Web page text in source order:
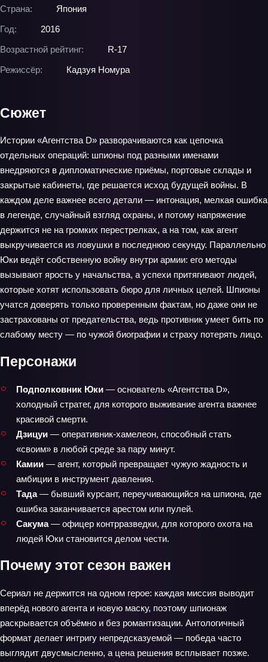
Страна:
Япония
Год:
2016
Возрастной рейтинг:
R-17
Режиссёр:
Кадзуя Номура
Сюжет
Истории «Агентства D» разворачиваются как цепочка
отдельных операций: шпионы под разными именами
внедряются в дипломатические приёмы, портовые склады и
закрытые кабинеты, где решается исход будущей войны. В
каждом деле важнее всего детали — интонация, мелкая ошибка
в легенде, случайный взгляд охраны, и потому напряжение
держится не на громких перестрелках, а на том, как агент
выкручивается из ловушки в последнюю секунду. Параллельно
Юки ведёт собственную войну внутри армии: его методы
вызывают ярость у начальства, а успехи притягивают людей,
которые хотят использовать бюро для личных целей. Шпионы
учатся доверять только проверенным фактам, но даже они не
застрахованы от предательства, ведь противник умеет бить по
слабому месту — по чужой биографии и страху потерять лицо.
Персонажи
Подполковник Юки — основатель «Агентства D»,
холодный стратег, для которого выживание агента важнее
красивой смерти.
Дзицуи — оперативник‑хамелеон, способный стать
«своим» в любой среде за пару минут.
Камии — агент, который превращает чужую жадность и
амбиции в инструмент давления.
Тада— бывший курсант, переучивающийся на шпиона, где
ошибка заканчивается арестом или пулей.
Сакума— офицер контрразведки, для которого охота на
людей Юки становится делом чести.
Почему этот сезон важен
Сериал не держится на одном герое: каждая миссия выводит
вперёд нового агента и новую маску, поэтому шпионаж
раскрывается объёмно и без романтизации. Антологичный
формат делает интригу непредсказуемой — победа часто
выглядит двусмысленно, а цена решения всплывает позже.